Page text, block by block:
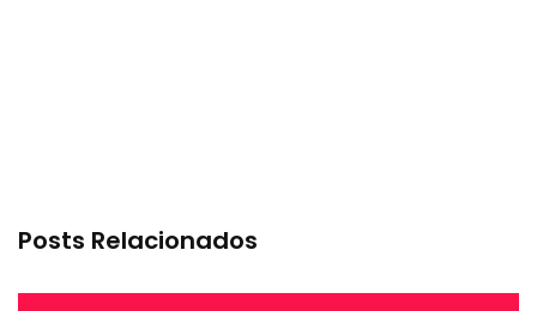
Posts Relacionados